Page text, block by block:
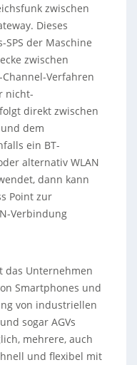
zwischen
Dieses
der Maschine
zwischen
Verfahren
nicht-
direkt zwischen
dem
ein BT-
alternativ WLAN
dann kann
Point zur
Verbindung
das Unternehmen
Smartphones und
von industriellen
sogar AGVs
mehrere, auch
und flexibel mit